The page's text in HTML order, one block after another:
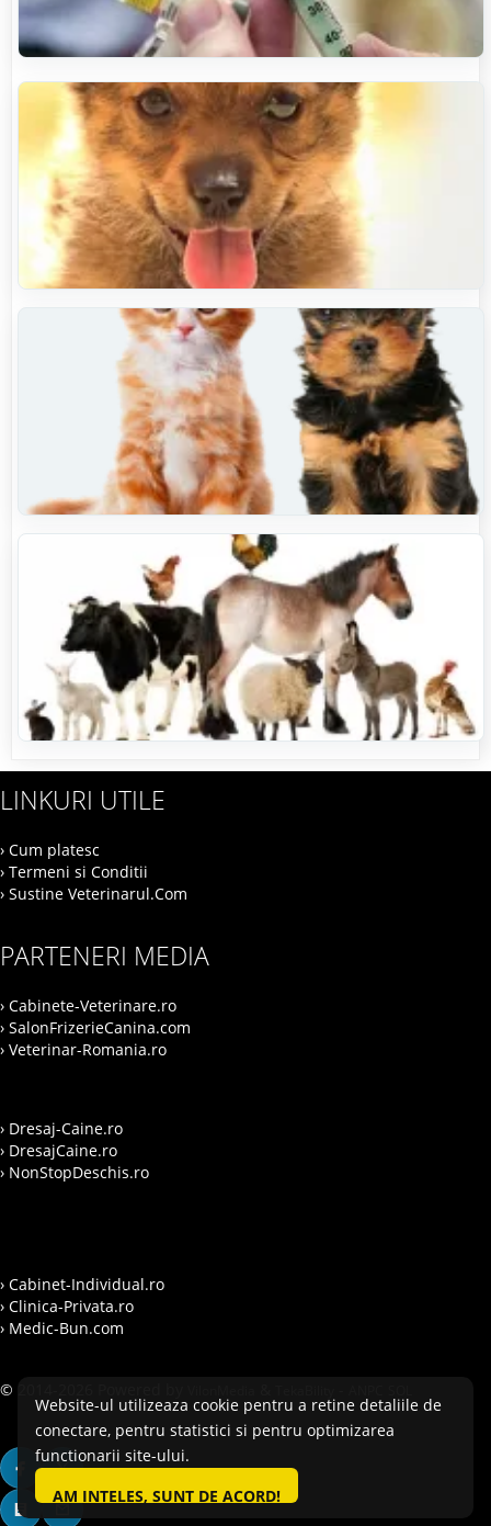
LINKURI UTILE
› Cum platesc
› Termeni si Conditii
› Sustine Veterinarul.Com
PARTENERI MEDIA
› Cabinete-Veterinare.ro
› SalonFrizerieCanina.com
› Veterinar-Romania.ro
› Dresaj-Caine.ro
› DresajCaine.ro
› NonStopDeschis.ro
› Cabinet-Individual.ro
› Clinica-Privata.ro
› Medic-Bun.com
© 2014-2026 Powered by
Website-ul utilizeaza cookie pentru a retine detaliile de
conectare, pentru statistici si pentru optimizarea
functionarii site-ului.
AM INTELES, SUNT DE ACORD!